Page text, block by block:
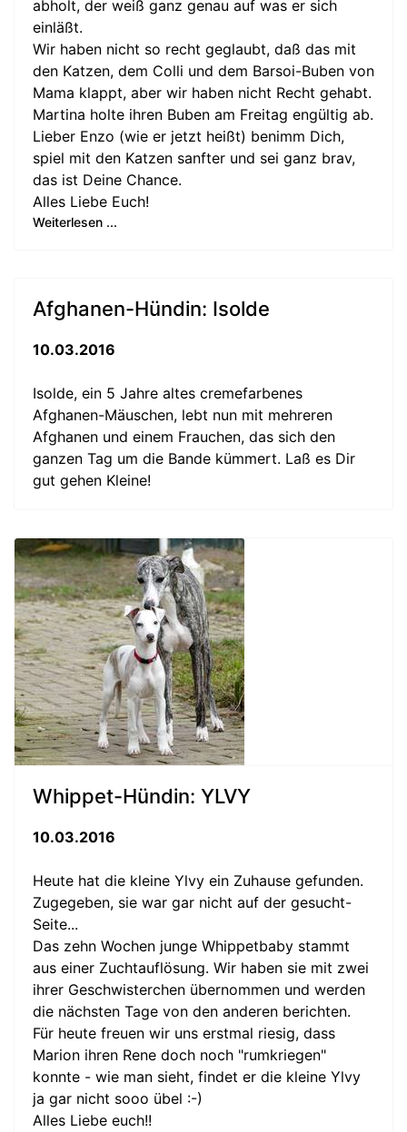
abholt, der weiß ganz genau auf was er sich
einläßt.
Wir haben nicht so recht geglaubt, daß das mit
den Katzen, dem Colli und dem Barsoi-Buben von
Mama klappt, aber wir haben nicht Recht gehabt.
Martina holte ihren Buben am Freitag engültig ab.
Lieber Enzo (wie er jetzt heißt) benimm Dich,
spiel mit den Katzen sanfter und sei ganz brav,
das ist Deine Chance.
Alles Liebe Euch!
Weiterlesen ...
Afghanen-Hündin: Isolde
10.03.2016
Isolde, ein 5 Jahre altes cremefarbenes
Afghanen-Mäuschen, lebt nun mit mehreren
Afghanen und einem Frauchen, das sich den
ganzen Tag um die Bande kümmert. Laß es Dir
gut gehen Kleine!
Whippet-Hündin: YLVY
10.03.2016
Heute hat die kleine Ylvy ein Zuhause gefunden.
Zugegeben, sie war gar nicht auf der gesucht-
Seite...
Das zehn Wochen junge Whippetbaby stammt
aus einer Zuchtauflösung. Wir haben sie mit zwei
ihrer Geschwisterchen übernommen und werden
die nächsten Tage von den anderen berichten.
Für heute freuen wir uns erstmal riesig, dass
Marion ihren Rene doch noch "rumkriegen"
konnte - wie man sieht, findet er die kleine Ylvy
ja gar nicht sooo übel :-)
Alles Liebe euch!!